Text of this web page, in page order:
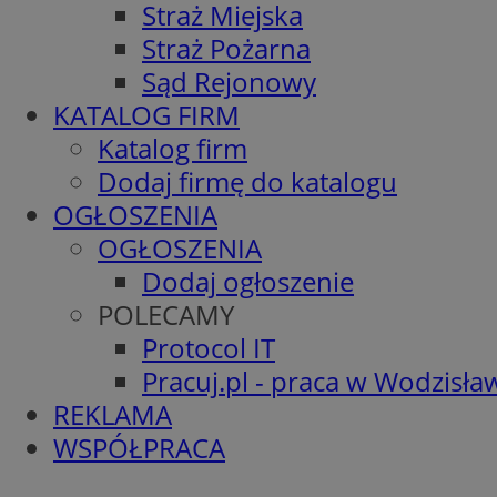
Straż Miejska
Straż Pożarna
Sąd Rejonowy
KATALOG FIRM
Katalog firm
Dodaj firmę do katalogu
OGŁOSZENIA
OGŁOSZENIA
Dodaj ogłoszenie
POLECAMY
Protocol IT
Pracuj.pl - praca w
REKLAMA
WSPÓŁPRACA